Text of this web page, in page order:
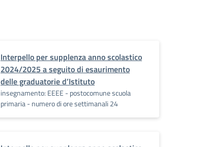
Interpello per supplenza anno scolastico
2024/2025 a seguito di esaurimento
delle graduatorie d’Istituto
insegnamento: EEEE - postocomune scuola
primaria - numero di ore settimanali 24